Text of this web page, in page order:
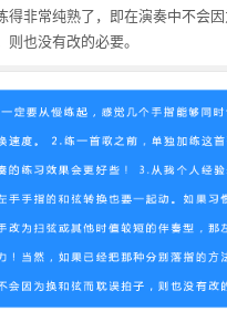
得非常纯熟了，即在演奏中不会
则也没有改的必要。